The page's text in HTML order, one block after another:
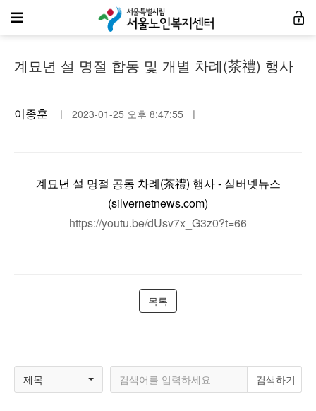
자유게시판
계묘년 설 명절 합동 및 개별 차례(茶禮) 행사
이종훈 ㅣ 2023-01-25 오후 8:47:55 ㅣ
계묘년 설 명절 공동 차례(茶禮) 행사 - 실버넷뉴스
(silvernetnews.com)
https://youtu.be/dUsv7x_G3z0?t=66
목록
제목